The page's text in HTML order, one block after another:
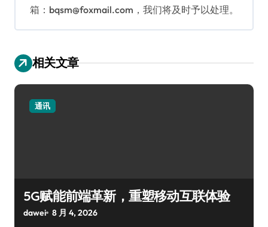
箱：bqsm@foxmail.com，我们将及时予以处理。
相关文章
通讯
5G赋能前端革新，重塑移动互联体验
dawei 8 月 4, 2026